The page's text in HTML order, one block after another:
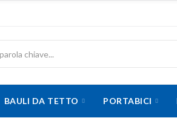
BAULI DA TETTO PORTABICI